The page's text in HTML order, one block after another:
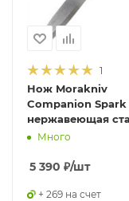
1
Нож Morakniv
Companion Spark
нержавеющая
13567
Много
5 390 ₽/шт
+ 269 на счет